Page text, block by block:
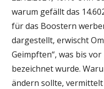
warum gefällt das
für das Boostern
dargestellt, erwischt
Geimpften“, was bis
bezeichnet wurde.
ändern sollte,